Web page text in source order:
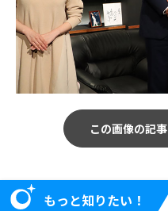
この画像の記事
もっと知りたい！